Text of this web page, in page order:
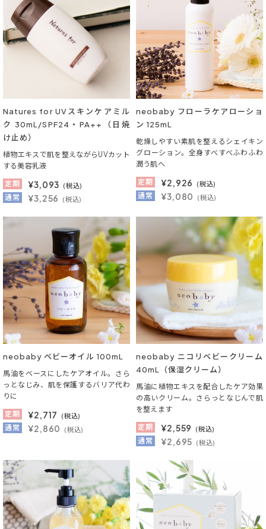
Natures for UVスキンケアミル
ク 30mL/SPF24・PA++（日焼
け止め）
植物エキスで肌を整えながらUVカット
する美容乳液
定期
¥3,093 (税込)
通常 ¥3,256 (税込)
neobaby フローラケアローショ
ン 125mL
乾燥しやすい素肌を整えるシェイキン
グローション。全身すべすべふわふわ
潤う肌へ
定期
¥2,926 (税込)
通常 ¥3,080 (税込)
neobaby ベビーオイル 100mL
馬油をベースにしたケアオイル。さら
っとなじみ、肌を保護するバリア代わ
りに
定期
¥2,717 (税込)
通常 ¥2,860 (税込)
neobaby ニコリベビークリーム
40mL（保湿クリーム）
馬油に植物エキスを配合したケア効果
の高いクリーム。さらっとなじんで肌
を整えます
定期
¥2,559 (税込)
通常 ¥2,695 (税込)